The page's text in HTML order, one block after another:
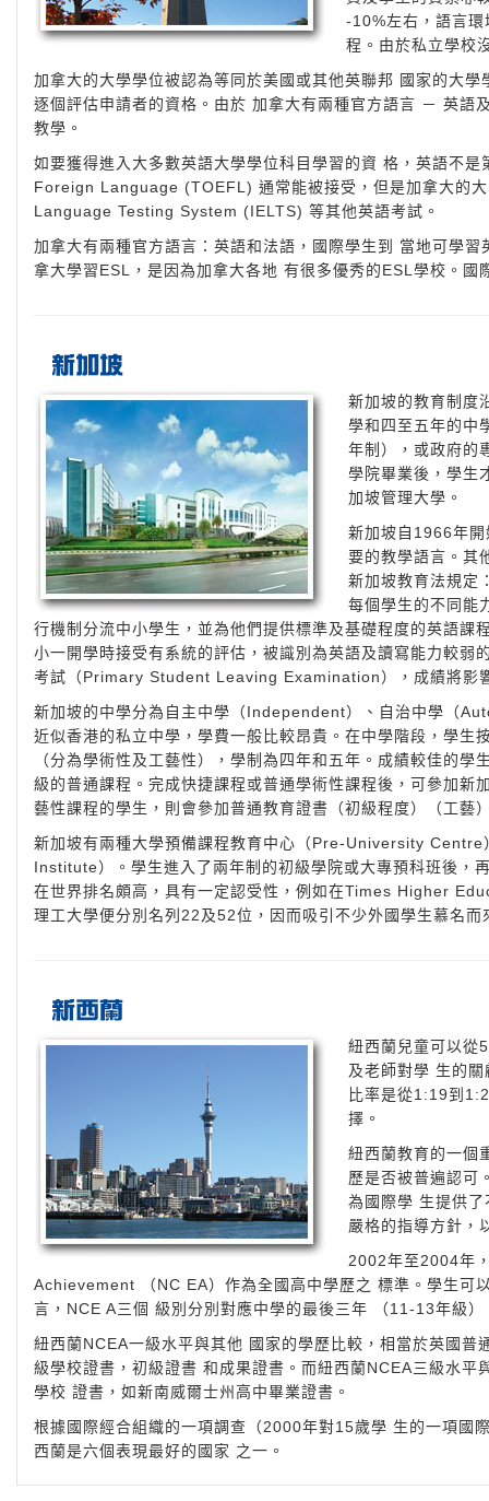
-10%左右，語言
程。由於私立學校
加拿大的大學學位被認為等同於美國或其他英聯邦 國家的大
逐個評估申請者的資格。由於 加拿大有兩種官方語言 － 英語
教學。
如要獲得進入大多數英語大學學位科目學習的資 格，英語不
Foreign Language (TOEFL) 通常能被接受，但是加拿大的
Language Testing System (IELTS) 等其他英語考試。
加拿大有兩種官方語言：英語和法語，國際學生到 當地可學
拿大學習ESL，是因為加拿大各地 有很多優秀的ESL學校。
新加坡的教育制度
學和四至五年的中
年制），或政府的
學院畢業後，學生
加坡管理大學。
新加坡自1966年
要的教學語言。其
新加坡教育法規定
每個學生的不同能
行機制分流中小學生，並為他們提供標準及基礎程度的英語
小一開學時接受有系統的評估，被識別為英語及讀寫能力較
考試（Primary Student Leaving Examination），成績將影
新加坡的中學分為自主中學（Independent）、自治中學（
近似香港的私立中學，學費一般比較昂貴。在中學階段，學
（分為學術性及工藝性），學制為四年和五年。成績較佳的
級的普通課程。完成快捷課程或普通學術性課程後，可參加
藝性課程的學生，則會參加普通教育證書（初級程度）（工藝
新加坡有兩種大學預備課程教育中心（Pre-University
Institute）。學生進入了兩年制的初級學院或大專預科班後，
在世界排名頗高，具有一定認受性，例如在Times Higher
理工大學便分別名列22及52位，因而吸引不少外國學生慕名而
紐西蘭兒童可以從
及老師對學 生的
比率是從1:19到
擇。
紐西蘭教育的一個
歷是否被普遍認可
為國際學 生提供
嚴格的指導方針，
2002年至2004年
Achievement （NC EA）作為全國高中學歷之 標準。學生可
言，NCE A三個 級別分別對應中學的最後三年 （11-13年級）
紐西蘭NCEA一級水平與其他 國家的學歷比較，相當於英國
級學校證書，初級證書 和成果證書。而紐西蘭NCEA三級水
學校 證書，如新南威爾士州高中畢業證書。
根據國際經合組織的一項調查（2000年對15歲學 生的一項國
西蘭是六個表現最好的國家 之一。